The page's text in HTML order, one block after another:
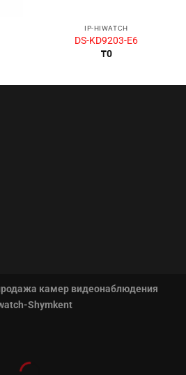
IP-HIWATCH
DS-KD9203-E6
₸0
камер видеонаблюдения
Shymkent